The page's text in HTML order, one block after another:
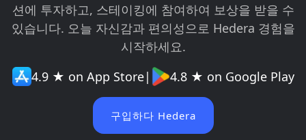
션에 투자하고, 스테이킹에 참여하여 보상을 받을 수
있습니다. 오늘 자신감과 편의성으로 Hedera 경험을
시작하세요.
4.9 ★ on App Store| 4.8 ★ on Google Play
구입하다 Hedera